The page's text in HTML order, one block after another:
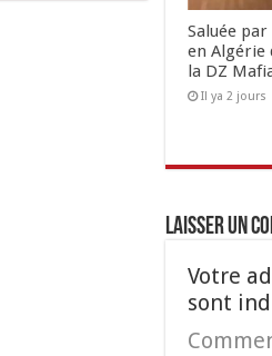
Saluée
en Algérie
la DZ
Il ya 2 jours
Laisser un
Votre
sont